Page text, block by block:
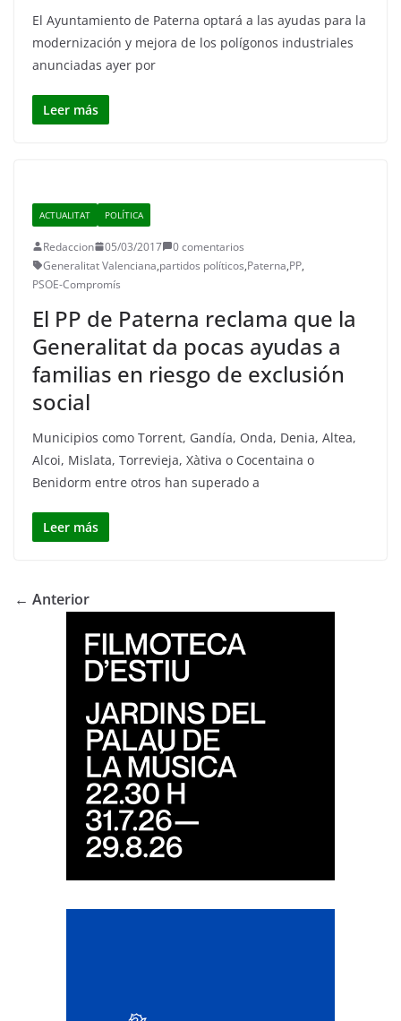
El Ayuntamiento de Paterna optará a las ayudas para la
modernización y mejora de los polígonos industriales
anunciadas ayer por
Leer más
ACTUALITAT POLÍTICA
Redaccion 05/03/2017
0 comentarios
Generalitat Valenciana,partidos políticos,Paterna,PP,
PSOE-Compromís
El PP de Paterna reclama que la
Generalitat da pocas ayudas a
familias en riesgo de exclusión
social
Municipios como Torrent, Gandía, Onda, Denia, Altea,
Alcoi, Mislata, Torrevieja, Xàtiva o Cocentaina o
Benidorm entre otros han superado a
Leer más
← Anterior